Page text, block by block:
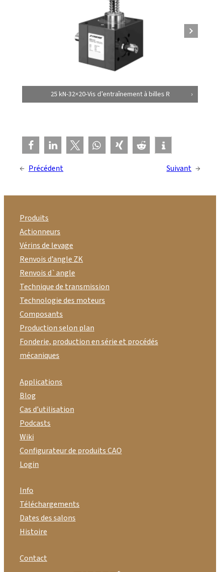
25 kN-32×20-Vis d’entraînement à billes R
← Précédent Suivant →
Produits
Actionneurs
Vérins de levage
Renvois d’angle ZK
Renvois d`angle
Technique de transmission
Technologie des moteurs
Composants
Production selon plan
Fonderie, production en série et procédés
mécaniques
Applications
Blog
Cas d’utilisation
Podcasts
Wiki
Configurateur de produits CAO
Login
Info
Téléchargements
Dates des salons
Histoire
Contact